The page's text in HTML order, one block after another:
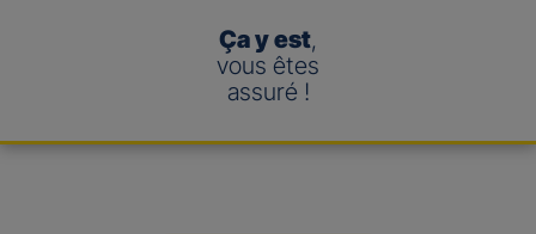
Ça y est,
vous êtes
assuré !